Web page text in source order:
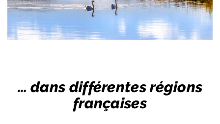
… dans différentes régions
françaises